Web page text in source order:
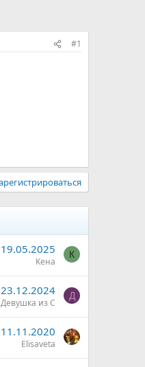
#1
19.05.2025
Кена
К
23.12.2024
Девушка из С
Д
11.11.2020
Elisaveta